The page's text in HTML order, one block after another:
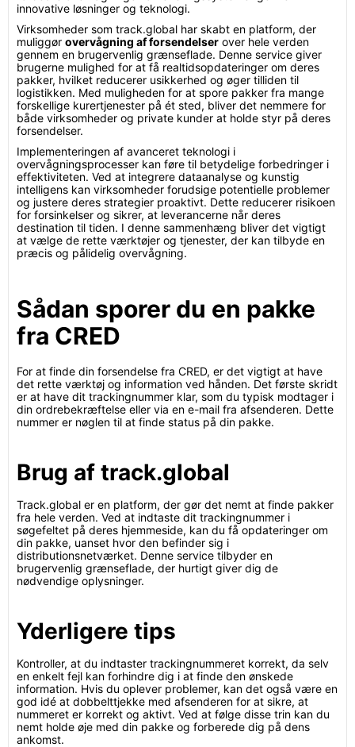
innovative løsninger og teknologi.
Virksomheder som track.global har skabt en platform, der
muliggør overvågning af forsendelser over hele verden
gennem en brugervenlig grænseflade. Denne service giver
brugerne mulighed for at få realtidsopdateringer om deres
pakker, hvilket reducerer usikkerhed og øger tilliden til
logistikken. Med muligheden for at spore pakker fra mange
forskellige kurertjenester på ét sted, bliver det nemmere for
både virksomheder og private kunder at holde styr på deres
forsendelser.
Implementeringen af avanceret teknologi i
overvågningsprocesser kan føre til betydelige forbedringer i
effektiviteten. Ved at integrere dataanalyse og kunstig
intelligens kan virksomheder forudsige potentielle problemer
og justere deres strategier proaktivt. Dette reducerer risikoen
for forsinkelser og sikrer, at leverancerne når deres
destination til tiden. I denne sammenhæng bliver det vigtigt
at vælge de rette værktøjer og tjenester, der kan tilbyde en
præcis og pålidelig overvågning.
Sådan sporer du en pakke
fra CRED
For at finde din forsendelse fra CRED, er det vigtigt at have
det rette værktøj og information ved hånden. Det første skridt
er at have dit trackingnummer klar, som du typisk modtager i
din ordrebekræftelse eller via en e-mail fra afsenderen. Dette
nummer er nøglen til at finde status på din pakke.
Brug af track.global
Track.global er en platform, der gør det nemt at finde pakker
fra hele verden. Ved at indtaste dit trackingnummer i
søgefeltet på deres hjemmeside, kan du få opdateringer om
din pakke, uanset hvor den befinder sig i
distributionsnetværket. Denne service tilbyder en
brugervenlig grænseflade, der hurtigt giver dig de
nødvendige oplysninger.
Yderligere tips
Kontroller, at du indtaster trackingnummeret korrekt, da selv
en enkelt fejl kan forhindre dig i at finde den ønskede
information. Hvis du oplever problemer, kan det også være en
god idé at dobbelttjekke med afsenderen for at sikre, at
nummeret er korrekt og aktivt. Ved at følge disse trin kan du
nemt holde øje med din pakke og forberede dig på dens
ankomst.